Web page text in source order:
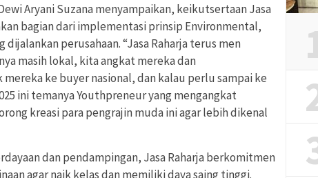
Aryani Suzana menyampaikan, keikutsertaan Jasa
bagian dari implementasi prinsip Environmental,
dijalankan perusahaan. “Jasa Raharja terus men
masih lokal, kita angkat mereka dan
ke buyer nasional, dan kalau perlu sampai ke
ini temanya Youthpreneur yang mengangkat
kreasi para pengrajin muda ini agar lebih dikenal
dan pendampingan, Jasa Raharja berkomitmen
agar naik kelas dan memiliki daya saing tinggi.